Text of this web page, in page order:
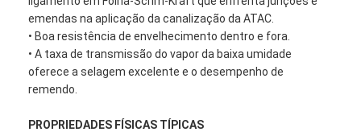
emendas na aplicação da canalização da ATAC.
• Boa resistência de envelhecimento dentro e fora.
• A taxa de transmissão do vapor da baixa umidade
oferece a selagem excelente e o desempenho de
remendo.
PROPRIEDADES FÍSICAS TÍPICAS